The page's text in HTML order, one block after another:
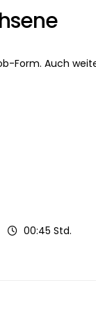
Form. Auch
00:45 Std.